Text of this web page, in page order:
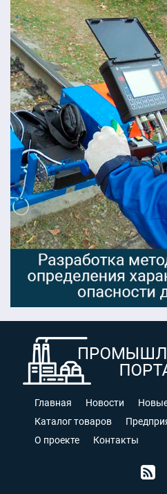
Главная Новости
Каталог товаров
О проекте
Контакты